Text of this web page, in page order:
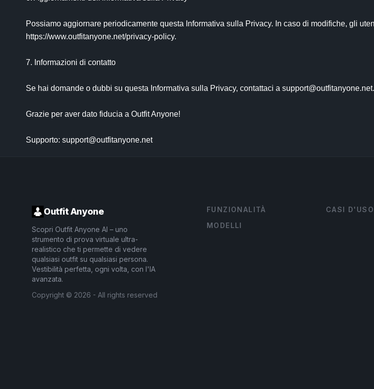
Possiamo aggiornare periodicamente questa Informativa sulla Privacy. In caso di modifiche, gli
https://www.outfitanyone.net/privacy-policy.
7. Informazioni di contatto
Se hai domande o dubbi su questa Informativa sulla Privacy, contattaci a support@outfitanyone.net.
Grazie per aver dato fiducia a Outfit Anyone!
Supporto: support@outfitanyone.net
Outfit Anyone
Scopri Outfit Anyone AI – uno
strumento di prova virtuale ultra-
realistico che ti permette di vedere
qualsiasi outfit su qualsiasi persona.
Vestibilità perfetta, ogni volta, con l'IA
avanzata.
Copyright © 2026 - All rights reserved
FUNZIONALITÀ
MODELLI
CASI D'USO